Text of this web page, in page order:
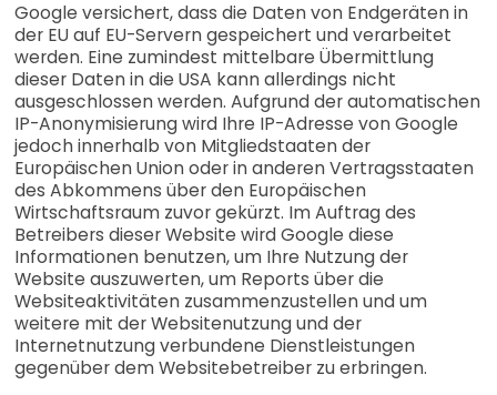
Google versichert, dass die Daten von Endgeräten in
der EU auf EU-Servern gespeichert und verarbeitet
werden. Eine zumindest mittelbare Übermittlung
dieser Daten in die USA kann allerdings nicht
ausgeschlossen werden. Aufgrund der automatischen
IP-Anonymisierung wird Ihre IP-Adresse von Google
jedoch innerhalb von Mitgliedstaaten der
Europäischen Union oder in anderen Vertragsstaaten
des Abkommens über den Europäischen
Wirtschaftsraum zuvor gekürzt. Im Auftrag des
Betreibers dieser Website wird Google diese
Informationen benutzen, um Ihre Nutzung der
Website auszuwerten, um Reports über die
Websiteaktivitäten zusammenzustellen und um
weitere mit der Websitenutzung und der
Internetnutzung verbundene Dienstleistungen
gegenüber dem Websitebetreiber zu erbringen.